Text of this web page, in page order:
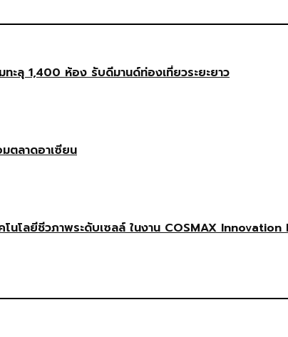
ลุ 1,400 ห้อง รับดีมานด์ท่องเที่ยวระยะยาว
ตลาดอาเซียน
นโลยีชีวภาพระดับเซลล์ ในงาน COSMAX Innovation